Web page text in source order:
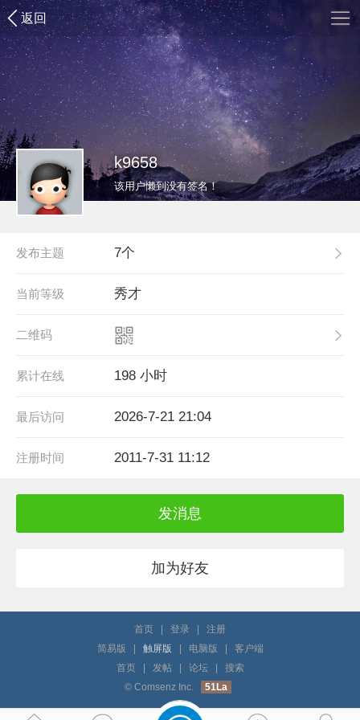
返回
k9658
该用户懒到没有签名！
7个
发布主题
秀才
当前等级
二维码
198 小时
累计在线
2026-7-21 21:04
最后访问
2011-7-31 11:12
注册时间
发消息
加为好友
首页 登录
注册
简易版
触屏版 电脑版
客户端
首页
发帖 论坛
搜索
© Comsenz Inc.
51La